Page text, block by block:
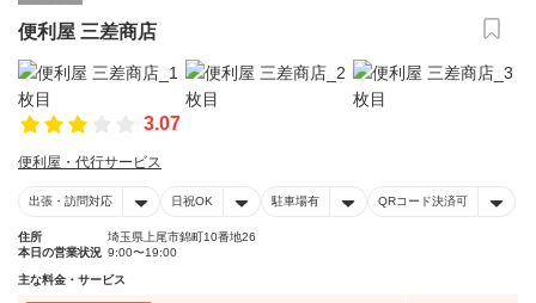
便利屋 三差商店
3.07
便利屋・代行サービス
出張・訪問対応 日祝OK 駐車場有 QRコード決済可
住所
埼玉県上尾市錦町10番地26
本日の営業状況 9:00〜19:00
主な料金・サービス